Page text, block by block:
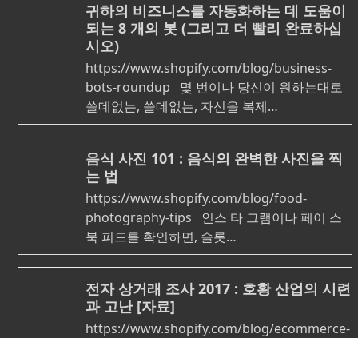
귀하의 비즈니스를 자동화하는 데 도움이
되는 8 개의 봇 (그리고 더 빨리 완료하십
시오)
https://www.shopify.com/blog/business-
bots-roundup 몇 번이나 당신이 원하는대로
쓸데없는, 쓸데없는, 자신을 복제…
음식 사진 101 : 음식의 완벽한 사진을 찍
는 법
https://www.shopify.com/blog/food-
photography-tips 인스 타 그램이나 페이 스
북 피드를 확인하면, 슬롯…
전자 상거래 조사 2017 : 호황 산업의 시련
과 고난 [자료]
https://www.shopify.com/blog/ecommerce-